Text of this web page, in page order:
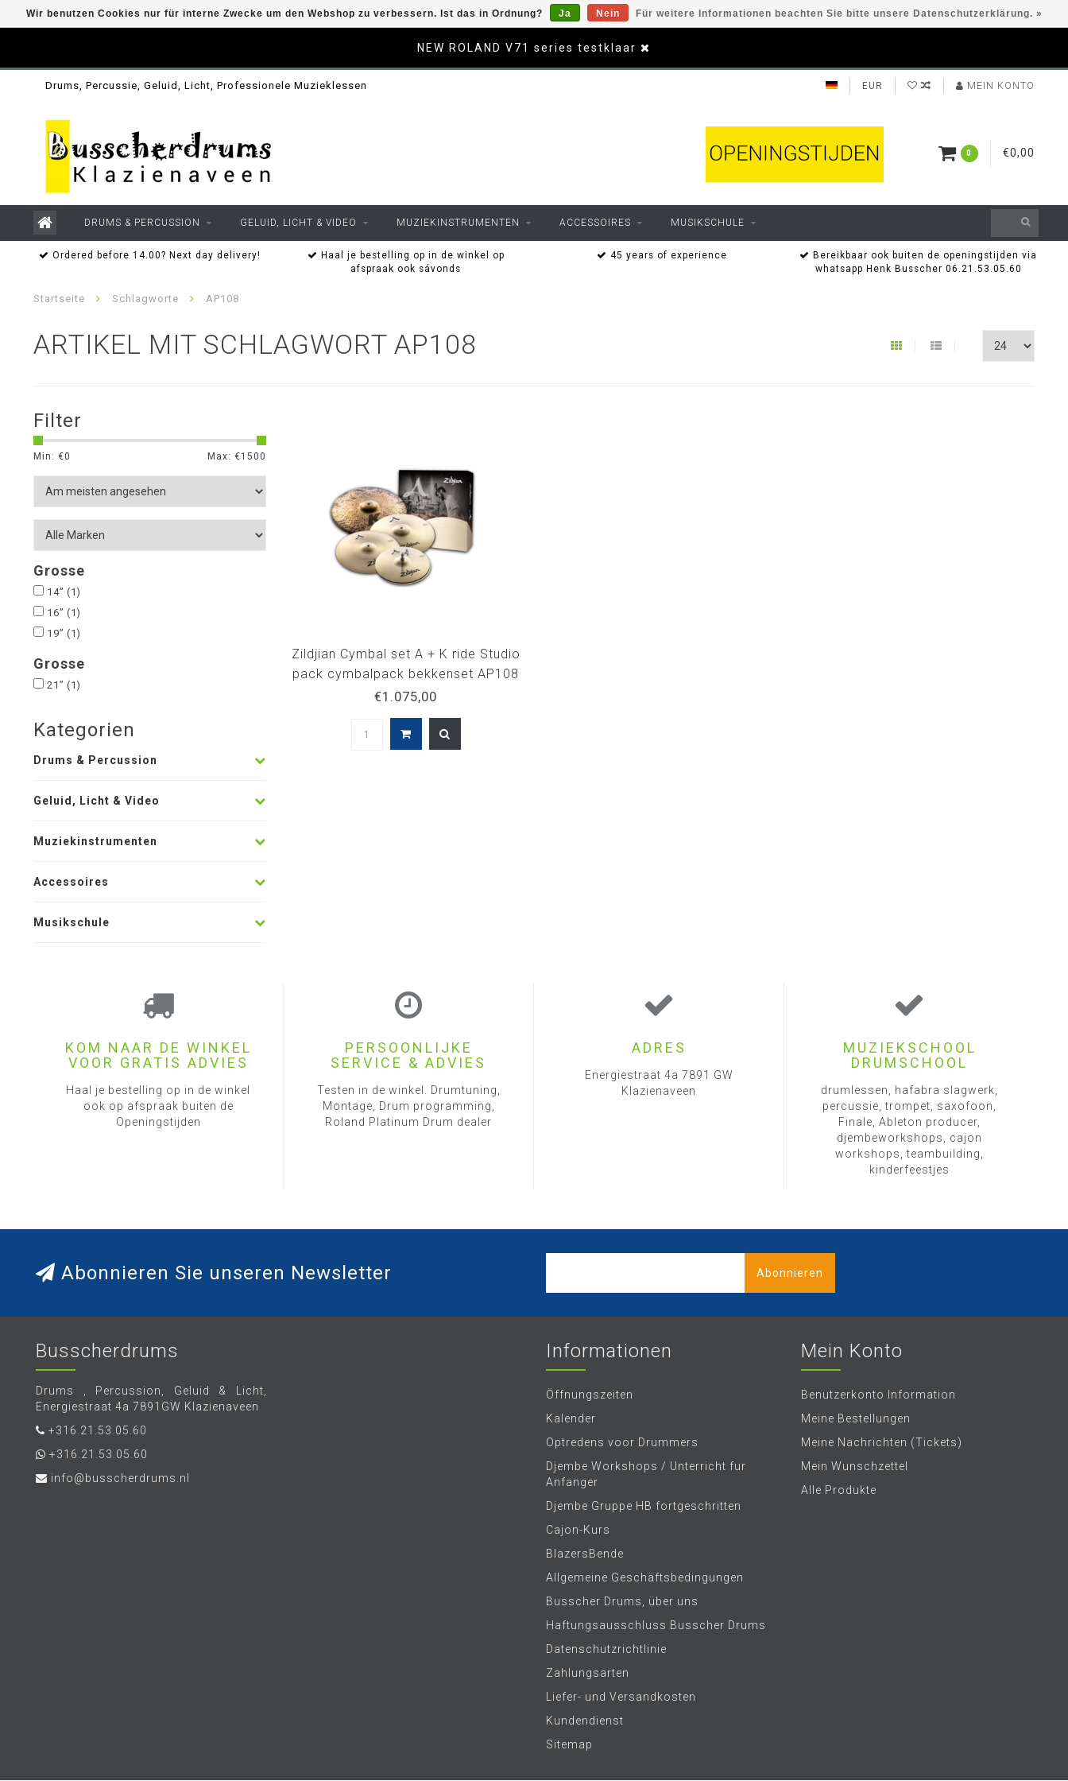
NEW ROLAND V71 series testklaar
Drums, Percussie, Geluid, Licht, Professionele Muzieklessen EUR MEIN KONTO
0 €0,00
DRUMS & PERCUSSION GELUID, LICHT & VIDEO MUZIEKINSTRUMENTEN ACCESSOIRES MUSIKSCHULE
Ordered before 14.00? Next day delivery!
Haal je bestelling op in de winkel op
afspraak ook sávonds
45 years of experience
Bereikbaar ook buiten de openingstijden via
whatsapp Henk Busscher 06.21.53.05.60
Startseite Schlagworte AP108
ARTIKEL MIT SCHLAGWORT AP108
Filter
Min: €0 Max: €1500
Grosse
14” (1)
16” (1)
19” (1)
Grosse
21” (1)
Kategorien
Drums & Percussion
Geluid, Licht & Video
Muziekinstrumenten
Accessoires
Musikschule
Zildjian Cymbal set A + K ride Studio
pack cymbalpack bekkenset AP108
€1.075,00
Wir benutzen Cookies nur für interne Zwecke um den Webshop zu verbessern. Ist das in Ordnung? Ja Nein Für weitere Informationen beachten Sie bitte unsere Datenschutzerklärung. »
KOM NAAR DE WINKEL
VOOR GRATIS ADVIES
Haal je bestelling op in de winkel
ook op afspraak buiten de
Openingstijden
PERSOONLIJKE
SERVICE & ADVIES
Testen in de winkel. Drumtuning,
Montage, Drum programming,
Roland Platinum Drum dealer
ADRES
Energiestraat 4a 7891 GW
Klazienaveen
MUZIEKSCHOOL
DRUMSCHOOL
drumlessen, hafabra slagwerk,
percussie, trompet, saxofoon,
Finale, Ableton producer,
djembeworkshops, cajon
workshops, teambuilding,
kinderfeestjes
Abonnieren Sie unseren Newsletter Abonnieren
Busscherdrums
Drums , Percussion, Geluid & Licht,
Energiestraat 4a 7891GW Klazienaveen
+316.21.53.05.60
+316.21.53.05.60
info@busscherdrums.nl
Informationen
Öffnungszeiten
Kalender
Optredens voor Drummers
Djembe Workshops / Unterricht fur
Anfanger
Djembe Gruppe HB fortgeschritten
Cajon-Kurs
BlazersBende
Allgemeine Geschäftsbedingungen
Busscher Drums, über uns
Haftungsausschluss Busscher Drums
Datenschutzrichtlinie
Zahlungsarten
Liefer- und Versandkosten
Kundendienst
Sitemap
Mein Konto
Benutzerkonto Information
Meine Bestellungen
Meine Nachrichten (Tickets)
Mein Wunschzettel
Alle Produkte